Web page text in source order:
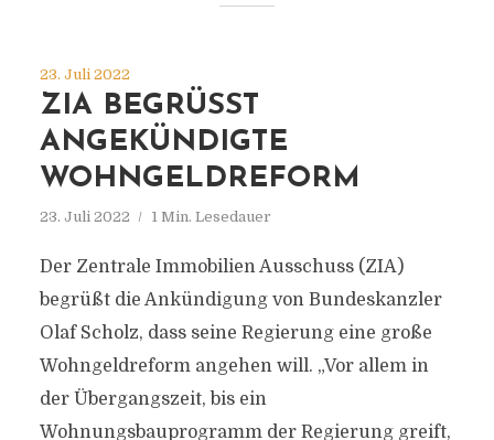
23. Juli 2022
ZIA BEGRÜSST A
NGEKÜNDIGTE W
OHNGELDREFORM
23. Juli 2022 1 Min. Lesedauer
Der Zentrale Immobilien Ausschuss (ZIA)
begrüßt die Ankündigung von Bundeskanzler
Olaf Scholz, dass seine Regierung eine große
Wohngeldreform angehen will. „Vor allem in
der Übergangszeit, bis ein
Wohnungsbauprogramm der Regierung greift,